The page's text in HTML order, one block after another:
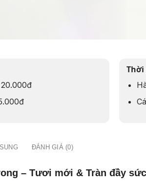
ĐÁNH GIÁ (0)
– Tươi mới & Tràn đầy